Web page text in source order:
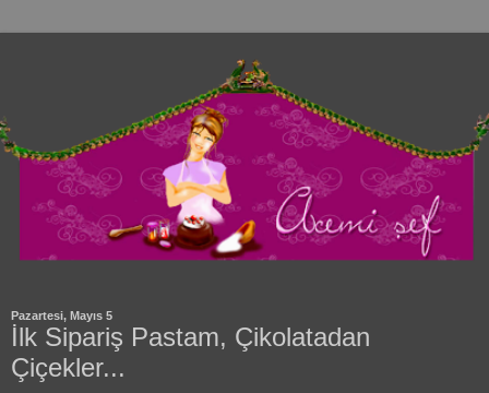
Pazartesi, Mayıs 5
İlk Sipariş Pastam, Çikolatadan
Çiçekler...